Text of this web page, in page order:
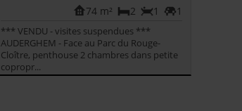
1
1
2
74 m²
*** VENDU - visites suspendues ***
AUDERGHEM - Face au Parc du Rouge-
Cloître, penthouse 2 chambres dans petite
copropr...